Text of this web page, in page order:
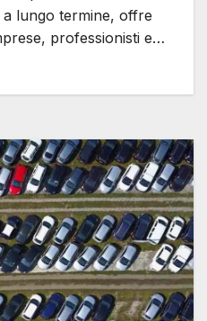
a lungo termine, offre
professionisti e…